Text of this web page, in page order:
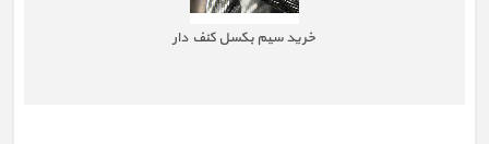
خرید سیم بکسل کنف دار